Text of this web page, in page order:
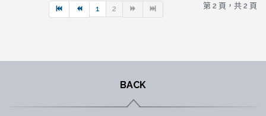
第 2 頁，共 2 頁
1 2
BACK